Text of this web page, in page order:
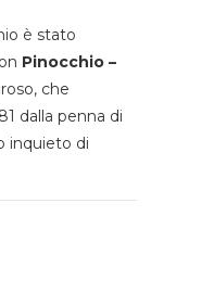
è stato
Pinocchio –
che
dalla penna di
inquieto di